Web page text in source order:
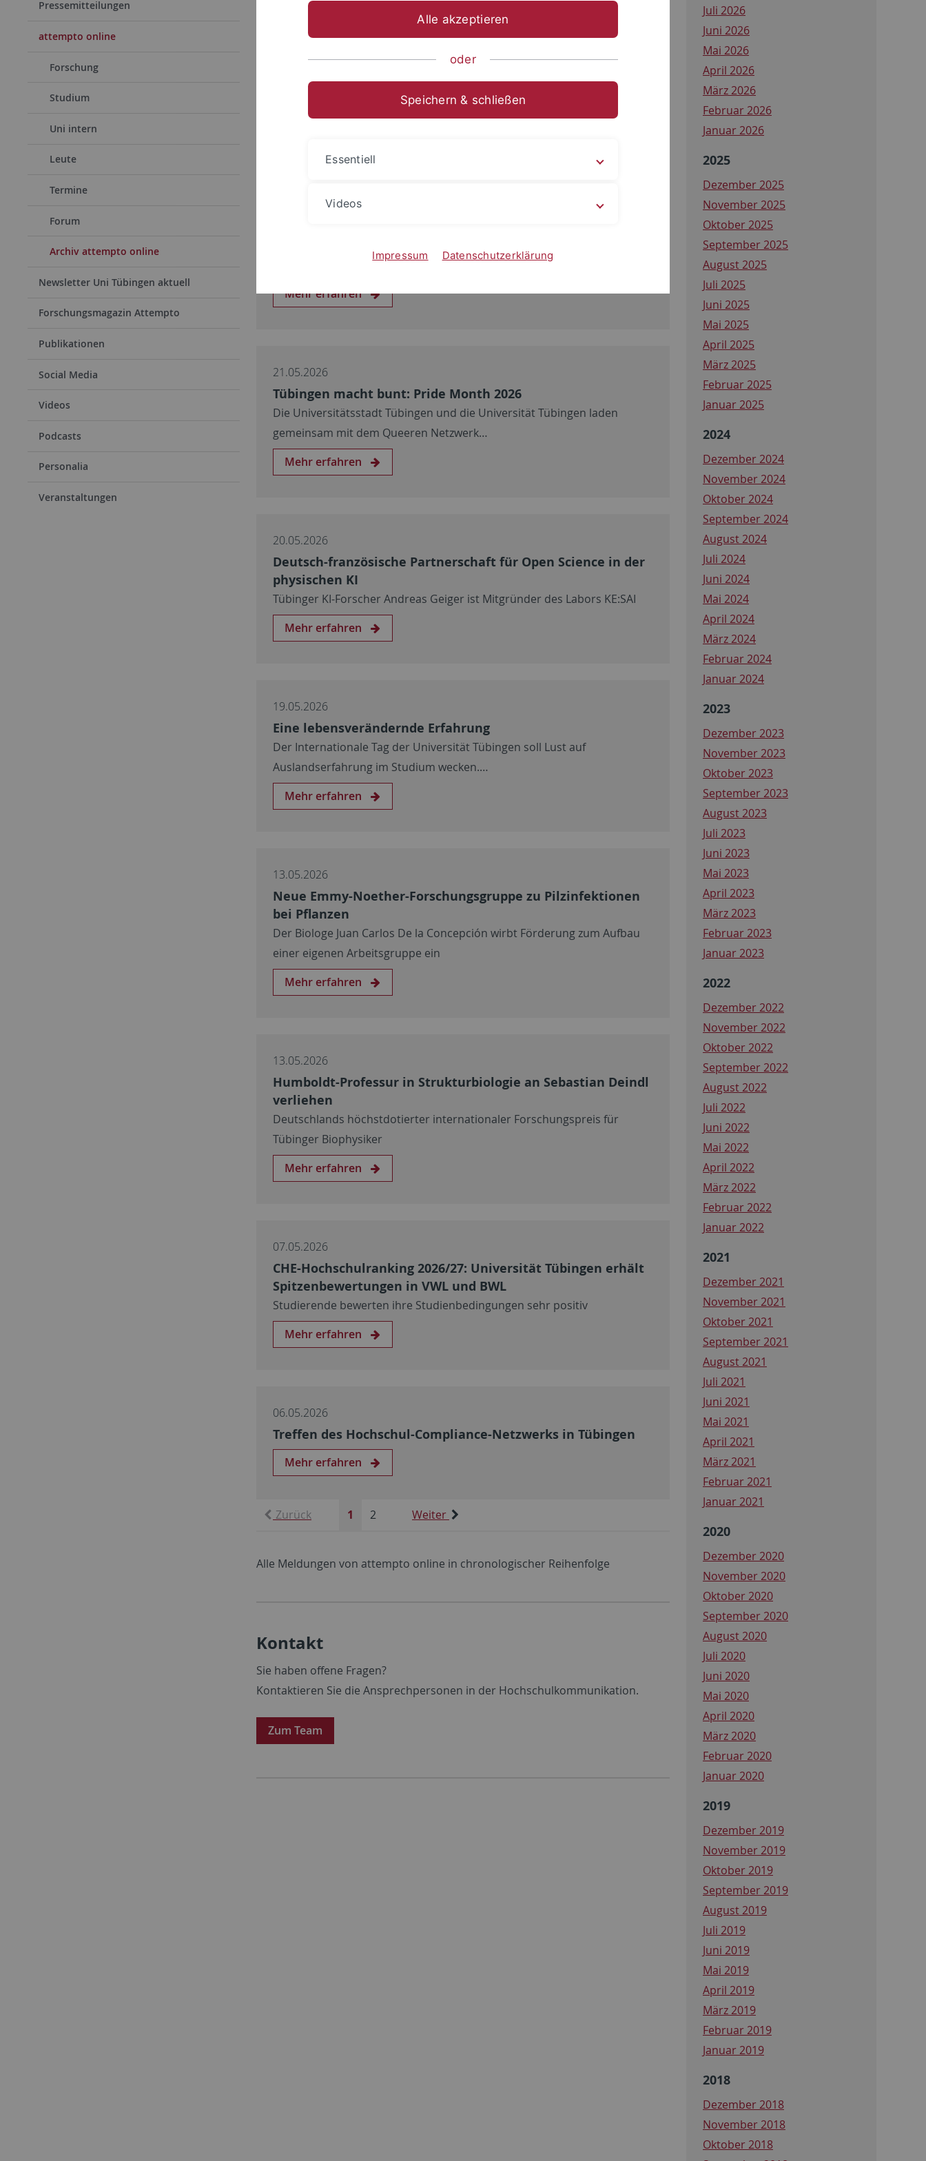
Pressemitteilungen
attempto online
Forschung
Studium
Uni intern
Leute
Termine
Forum
Archiv attempto online
Newsletter Uni Tübingen aktuell
Forschungsmagazin Attempto
Publikationen
Social Media
Videos
Podcasts
Personalia
Veranstaltungen
21.05.2026
Zwei Titel vor heimischer Kulisse
Mehr erfahren
21.05.2026
Tübingen macht bunt: Pride Month 2026
Die Universitätsstadt Tübingen und die Universität Tübingen laden
gemeinsam mit dem Queeren Netzwerk…
Mehr erfahren
20.05.2026
Deutsch-französische Partnerschaft für Open Science in der
physischen KI
Tübinger KI-Forscher Andreas Geiger ist Mitgründer des Labors KE:SAI
Mehr erfahren
19.05.2026
Eine lebensverändernde Erfahrung
Der Internationale Tag der Universität Tübingen soll Lust auf
Auslandserfahrung im Studium wecken.…
Mehr erfahren
13.05.2026
Neue Emmy-Noether-Forschungsgruppe zu Pilzinfektionen
bei Pflanzen
Der Biologe Juan Carlos De la Concepción wirbt Förderung zum Aufbau
einer eigenen Arbeitsgruppe ein
Mehr erfahren
13.05.2026
Humboldt-Professur in Strukturbiologie an Sebastian Deindl
verliehen
Deutschlands höchstdotierter internationaler Forschungspreis für
Tübinger Biophysiker
Mehr erfahren
07.05.2026
CHE-Hochschulranking 2026/27: Universität Tübingen erhält
Spitzenbewertungen in VWL und BWL
Studierende bewerten ihre Studienbedingungen sehr positiv
Mehr erfahren
06.05.2026
Treffen des Hochschul-Compliance-Netzwerks in Tübingen
Mehr erfahren
Zurück 1 2 Weiter
Alle Meldungen von attempto online in chronologischer Reihenfolge
Kontakt
Sie haben offene Fragen?
Kontaktieren Sie die Ansprechpersonen in der Hochschulkommunikation.
Zum Team
Juli 2026
Juni 2026
Mai 2026
April 2026
März 2026
Februar 2026
Januar 2026
2025
Dezember 2025
November 2025
Oktober 2025
September 2025
August 2025
Juli 2025
Juni 2025
Mai 2025
April 2025
März 2025
Februar 2025
Januar 2025
2024
Dezember 2024
November 2024
Oktober 2024
September 2024
August 2024
Juli 2024
Juni 2024
Mai 2024
April 2024
März 2024
Februar 2024
Januar 2024
2023
Dezember 2023
November 2023
Oktober 2023
September 2023
August 2023
Juli 2023
Juni 2023
Mai 2023
April 2023
März 2023
Februar 2023
Januar 2023
2022
Dezember 2022
November 2022
Oktober 2022
September 2022
August 2022
Juli 2022
Juni 2022
Mai 2022
April 2022
März 2022
Februar 2022
Januar 2022
2021
Dezember 2021
November 2021
Oktober 2021
September 2021
August 2021
Juli 2021
Juni 2021
Mai 2021
April 2021
März 2021
Februar 2021
Januar 2021
2020
Dezember 2020
November 2020
Oktober 2020
September 2020
August 2020
Juli 2020
Juni 2020
Mai 2020
April 2020
März 2020
Februar 2020
Januar 2020
2019
Dezember 2019
November 2019
Oktober 2019
September 2019
August 2019
Juli 2019
Juni 2019
Mai 2019
April 2019
März 2019
Februar 2019
Januar 2019
2018
Dezember 2018
November 2018
Oktober 2018
Alle akzeptieren
oder
Speichern & schließen
Essentiell
Videos
Impressum Datenschutzerklärung